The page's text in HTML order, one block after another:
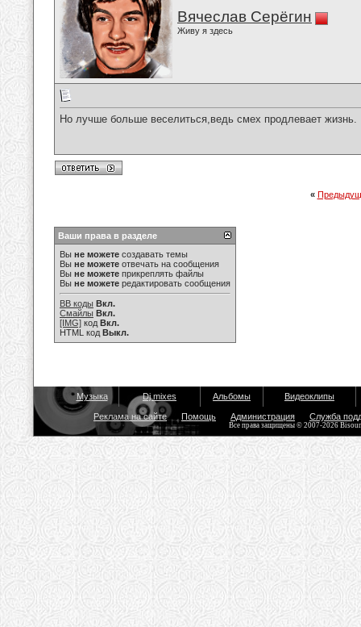
Вячеслав Серёгин
Живу я здесь
Но лучше больше веселиться,ведь смех продлевает жизнь.
«
Ваши права в разделе
Вы не можете создавать темы
Вы не можете отвечать на сообщения
Вы не можете прикреплять файлы
Вы не можете редактировать сообщения
BB коды Вкл.
Смайлы Вкл.
[IMG] код Вкл.
HTML код Выкл.
Музыка Dj mixes Альбомы Видеоклипы
Реклама на сайте Помощь Администрация Служба
Все права защищены © 2007-2026